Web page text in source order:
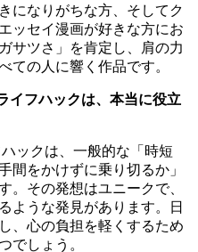
になりがちな方、そしてク
ッセイ漫画が好きな方にお
サツさ」を肯定し、肩の力
ての人に響く作品です。
イフハックは、本当に役立
ックは、一般的な「時短
間をかけずに乗り切るか」
。その発想はユニークで、
ような発見があります。日
、心の負担を軽くするため
でしょう。